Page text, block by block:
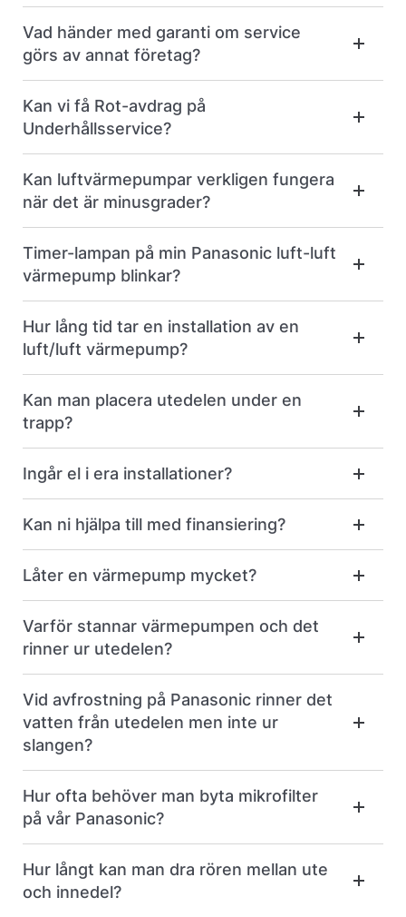
Vad händer med garanti om service
görs av annat företag?
Kan vi få Rot-avdrag på
Underhållsservice?
Kan luftvärmepumpar verkligen fungera
när det är minusgrader?
Timer-lampan på min Panasonic luft-luft
värmepump blinkar?
Hur lång tid tar en installation av en
luft/luft värmepump?
Kan man placera utedelen under en
trapp?
Ingår el i era installationer?
Kan ni hjälpa till med finansiering?
Låter en värmepump mycket?
Varför stannar värmepumpen och det
rinner ur utedelen?
Vid avfrostning på Panasonic rinner det
vatten från utedelen men inte ur
slangen?
Hur ofta behöver man byta mikrofilter
på vår Panasonic?
Hur långt kan man dra rören mellan ute
och innedel?